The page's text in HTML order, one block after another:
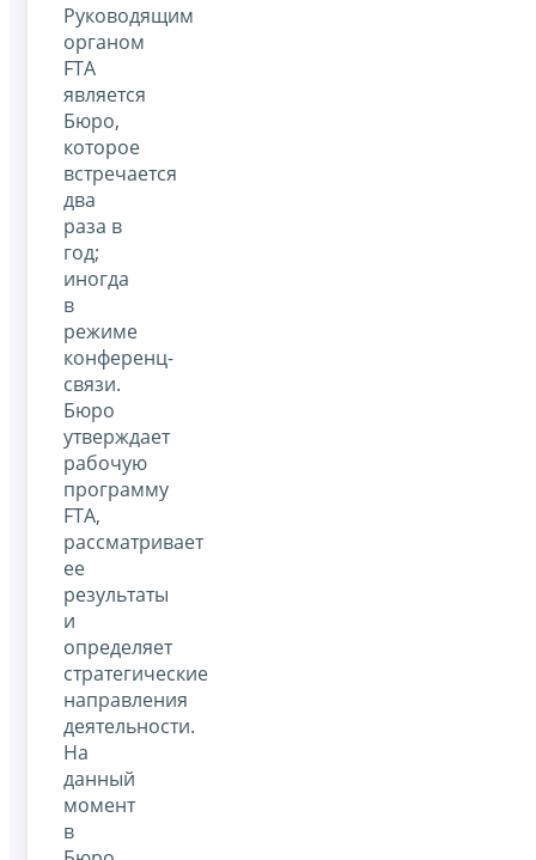
Руководящим
органом
FTA
является
Бюро,
которое
встречается
два
раза в
год;
иногда
в
режиме
конференц-
связи.
Бюро
утверждает
рабочую
программу
FTA,
рассматривает
ее
результаты
и
определяет
стратегические
направления
деятельности.
На
данный
момент
в